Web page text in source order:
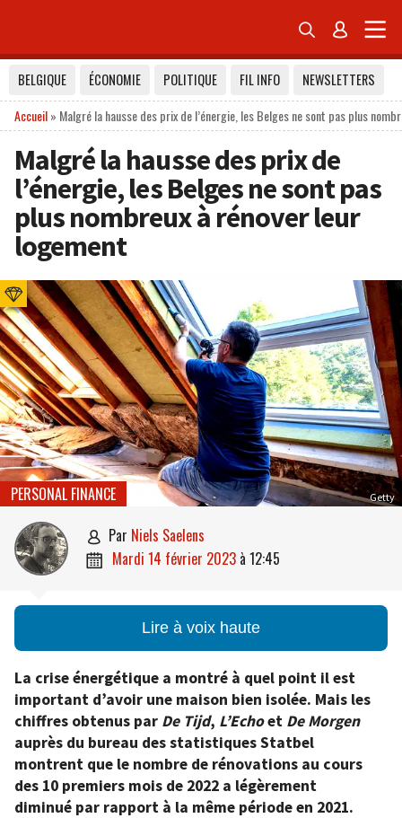
 
BELGIQUE ÉCONOMIE POLITIQUE FIL INFO
NEWSLETTERS
Accueil» Malgré la hausse des prix de l’énergie, les Belges ne sont pas plus
Malgré la hausse des prix de
l’énergie, les Belges ne sont pas
plus nombreux à rénover leur
logement
Getty
PERSONAL FINANCE
 par Niels Saelens
 mardi 14 février 2023 à 12:45
Lire à voix haute
La crise énergétique a montré à quel point il est
important d’avoir une maison bien isolée. Mais les
chiffres obtenus par De Tijd, L’Echoet De Morgen
auprès du bureau des statistiques Statbel
montrent que le nombre de rénovations au cours
des 10 premiers mois de 2022 a légèrement
diminué par rapport à la même période en 2021.